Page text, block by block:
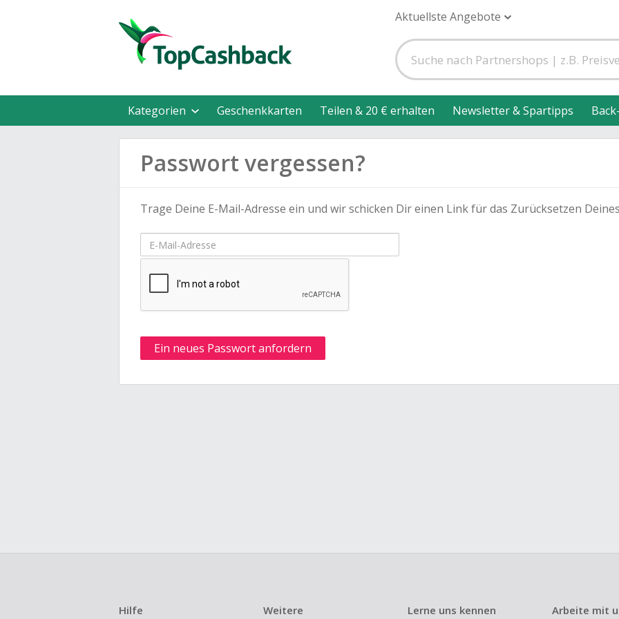
Aktuellste Angebote
Kategorien Geschenkkarten Teilen & 20 € erhalten Newsletter & Spartipps
Passwort vergessen?
Trage Deine E-Mail-Adresse ein und wir schicken Dir einen Link für das Zurücksetzen
Hilfe Weitere Lerne uns kennen Arbeite mit